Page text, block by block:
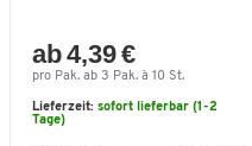
ab 4,39 €
pro Pak. ab 3 Pak. à 10 St.
Lieferzeit: sofort lieferbar (1-2
Tage)